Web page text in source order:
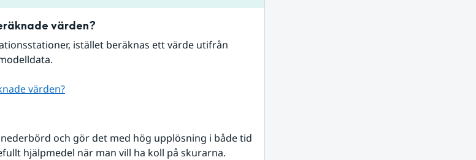
värden?
istället beräknas ett värde utifrån
värden?
och gör det med hög upplösning i både tid
hjälpmedel när man vill ha koll på skurarna.